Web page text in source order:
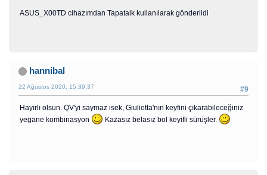
ASUS_X00TD cihazımdan Tapatalk kullanılarak gönderildi
hannibal
#9
22 Ağustos 2020, 15:39:37
Hayırlı olsun. QV'yi saymaz isek, Giulietta'nın keyfini çıkarabileceğiniz
yegane kombinasyon
Kazasız belasız bol keyifli sürüşler.